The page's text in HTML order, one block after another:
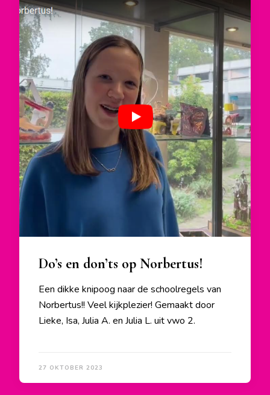
Do’s en don’ts op Norbertus!
Een dikke knipoog naar de schoolregels van
Norbertus!! Veel kijkplezier! Gemaakt door
Lieke, Isa, Julia A. en Julia L. uit vwo 2.
27 OKTOBER 2023